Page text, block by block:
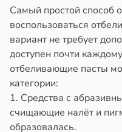
Самый простой способ
воспользоваться
вариант не требует
доступен почти
отбеливающие пасты
категории:
1. Средства с
счищающие налёт и
образовалась.